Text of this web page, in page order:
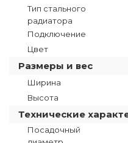
Тип стального
радиатора
Подключение
Цвет
Размеры и вес
Ширина
Высота
Технические
Посадочный